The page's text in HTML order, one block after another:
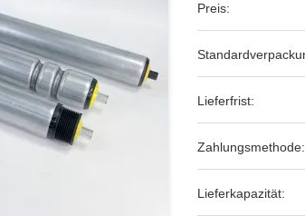
Preis:
Lieferfrist:
Zahlungsmethode:
Lieferkapazität: